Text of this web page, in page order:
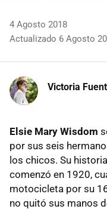
4 Agosto 2018
Actualizado 6 Agosto
Victoria
Elsie Mary Wisdom
por sus seis
los chicos. Su
comenzó en 1920,
motocicleta por su
no quitó sus manos